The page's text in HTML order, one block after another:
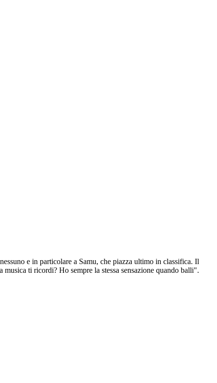
e in particolare a Samu, che piazza ultimo in classifica. Il
ti ricordi? Ho sempre la stessa sensazione quando balli".